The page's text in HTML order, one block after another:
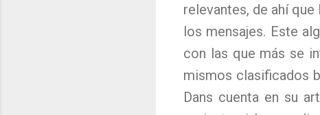
relevantes, de ahí
los mensajes. Este
con las que más se
mismos clasificados
Dans cuenta en su